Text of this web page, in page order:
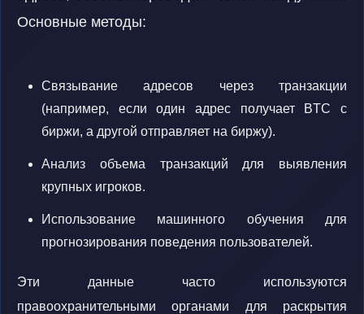
Основные методы:
Связывание адресов через транзакции
(например, если один адрес получает BTC с
биржи, а другой отправляет на биржу).
Анализ объема транзакций для выявления
крупных игроков.
Использование машинного обучения для
прогнозирования поведения пользователей.
Эти данные часто используются
правоохранительными органами для раскрытия